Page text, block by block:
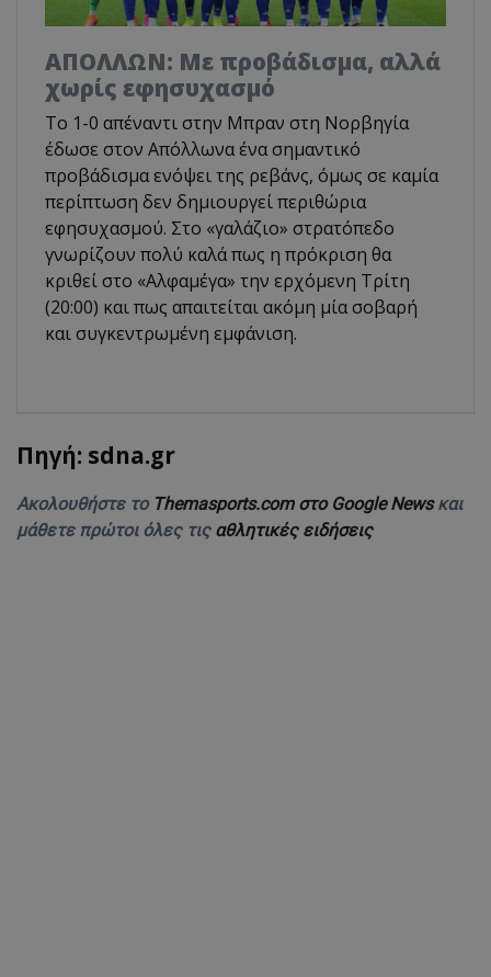
ΑΠΟΛΛΩΝ: Με προβάδισμα, αλλά
χωρίς εφησυχασμό
Το 1-0 απέναντι στην Μπραν στη Νορβηγία
έδωσε στον Απόλλωνα ένα σημαντικό
προβάδισμα ενόψει της ρεβάνς, όμως σε καμία
περίπτωση δεν δημιουργεί περιθώρια
εφησυχασμού. Στο «γαλάζιο» στρατόπεδο
γνωρίζουν πολύ καλά πως η πρόκριση θα
κριθεί στο «Αλφαμέγα» την ερχόμενη Τρίτη
(20:00) και πως απαιτείται ακόμη μία σοβαρή
και συγκεντρωμένη εμφάνιση.
Πηγή: sdna.gr
Ακολουθήστε το Themasports.com στο Google Newsκαι
μάθετε πρώτοι όλες τις αθλητικές ειδήσεις